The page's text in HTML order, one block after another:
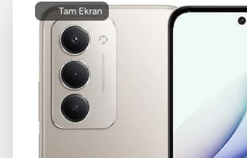
Tam Ekran